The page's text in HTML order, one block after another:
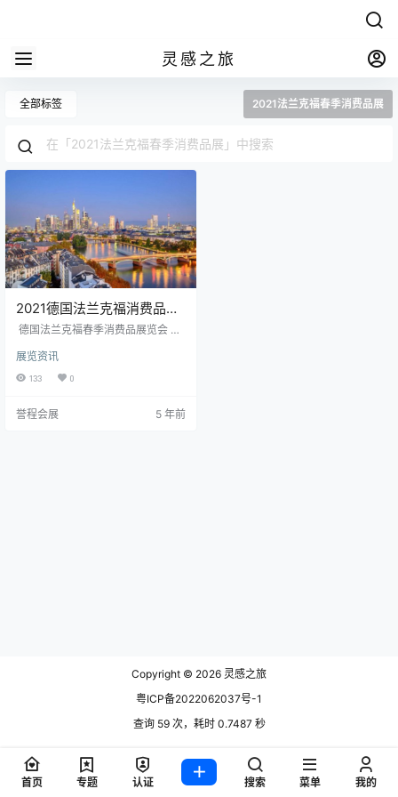
灵感之旅
全部标签 2021法兰克福春季消费品展
2021德国法兰克福消费品展
报名|法兰克福春季消费品展
德国法兰克福春季消费品展览会 A
日-23日 首届时间： 1949年 举办周
期： 一年一届 举办地点： 德国法兰
深圳深之旅誉程会展策划部 （一）
展览资讯
133 0
誉程会展 5 年前
Copyright © 2026 灵感之旅
粤ICP备2022062037号-1
查询 59 次，耗时 0.7487 秒
首页 专题 认证 搜索 菜单 我的